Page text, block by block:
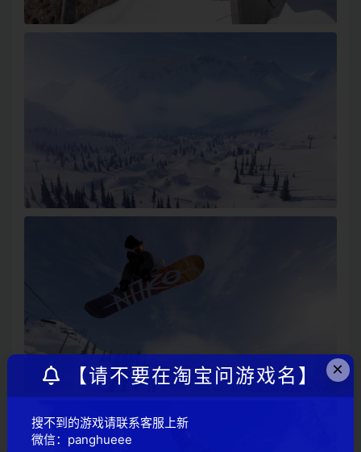
×
【请不要在淘宝问游戏名】
搜不到的游戏请联系客服上新
微信：panghueee